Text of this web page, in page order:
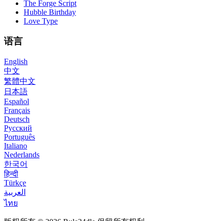
The Forge Script
Hubble Birthday
Love Type
语言
English
中文
繁體中文
日本語
Español
Français
Deutsch
Русский
Português
Italiano
Nederlands
한국어
हिन्दी
Türkçe
العربية
ไทย